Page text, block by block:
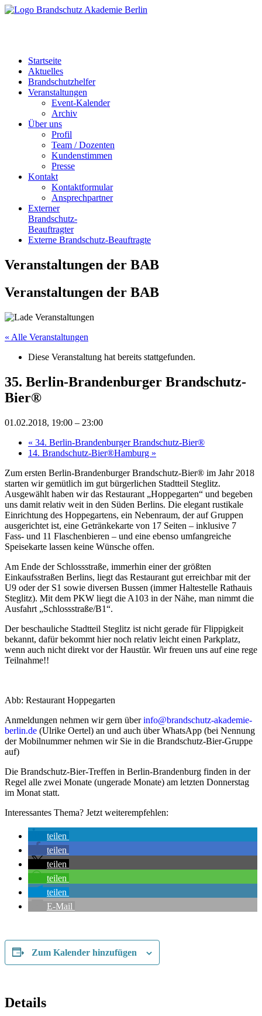
Startseite
Aktuelles
Brandschutzhelfer
Veranstaltungen
Event-Kalender
Archiv
Über uns
Profil
Team / Dozenten
Kundenstimmen
Presse
Kontakt
Kontaktformular
Ansprechpartner
Externer
Brandschutz-
Beauftragter
Externe Brandschutz-Beauftragte
Veranstaltungen der BAB
Veranstaltungen der BAB
« Alle Veranstaltungen
Diese Veranstaltung hat bereits stattgefunden.
35. Berlin-Brandenburger Brandschutz-
Bier®
01.02.2018, 19:00 – 23:00
« 34. Berlin-Brandenburger Brandschutz-Bier®
14. Brandschutz-Bier®Hamburg »
Zum ersten Berlin-Brandenburger Brandschutz-Bier® im Jahr 2018
starten wir gemütlich im gut bürgerlichen Stadtteil Steglitz.
Ausgewählt haben wir das Restaurant „Hoppegarten“ und begeben
uns damit relativ weit in den Süden Berlins. Die elegant rustikale
Einrichtung des Hoppegartens, ein Nebenraum, der auf Gruppen
ausgerichtet ist, eine Getränkekarte von 17 Seiten – inklusive 7
Fass- und 11 Flaschenbieren – und eine ebenso umfangreiche
Speisekarte lassen keine Wünsche offen.
Am Ende der Schlossstraße, immerhin einer der größten
Einkaufsstraßen Berlins, liegt das Restaurant gut erreichbar mit der
U9 oder der S1 sowie diversen Bussen (immer Haltestelle Rathauis
Steglitz). Mit dem PKW liegt die A103 in der Nähe, man nimmt die
Ausfahrt „Schlossstraße/B1“.
Der beschauliche Stadtteil Steglitz ist nicht gerade für Flippigkeit
bekannt, dafür bekommt hier noch relativ leicht einen Parkplatz,
wenn auch nicht direkt vor der Haustür. Wir freuen uns auf eine rege
Teilnahme!!
Abb: Restaurant Hoppegarten
Anmeldungen nehmen wir gern überinfo@brandschutz-akademie-
berlin.de (Ulrike Oertel) an und auch über WhatsApp (bei Nennung
der Mobilnummer nehmen wir Sie in die Brandschutz-Bier-Gruppe
auf)
Die Brandschutz-Bier-Treffen in Berlin-Brandenburg finden in der
Regel alle zwei Monate (ungerade Monate) am letzten Donnerstag
im Monat statt.
Interessantes Thema? Jetzt weiterempfehlen:
teilen
teilen
teilen
teilen
teilen
E-Mail
Zum Kalender hinzufügen
Details